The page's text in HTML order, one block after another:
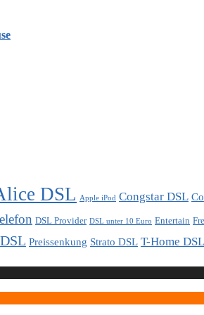
DSL Apple iPod Congstar DSL
DSL Provider DSL unter 10 Euro Entertain
Preissenkung Strato DSL T-Home DSL